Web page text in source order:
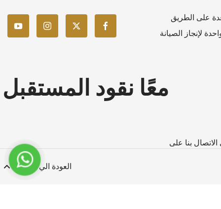
على الطريق
لإنجاز الصيانة
معًا نقود المستقبل
العودة الي الاعلى